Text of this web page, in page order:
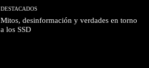
DESTACADOS
Mitos, desinformación y verdades en torno
a los SSD